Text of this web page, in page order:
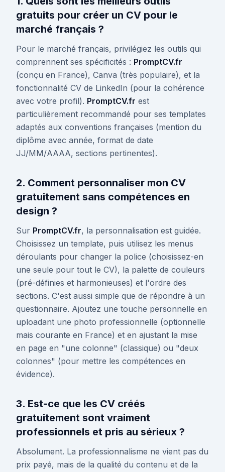
gratuits pour créer un CV pour le
marché français ?
Pour le marché français, privilégiez les outils qui
comprennent ses spécificités : PromptCV.fr
(conçu en France), Canva (très populaire), et la
fonctionnalité CV de LinkedIn (pour la cohérence
avec votre profil). PromptCV.fr est
particulièrement recommandé pour ses templates
adaptés aux conventions françaises (mention du
diplôme avec année, format de date
JJ/MM/AAAA, sections pertinentes).
2. Comment personnaliser mon CV
gratuitement sans compétences en
design ?
Sur PromptCV.fr, la personnalisation est guidée.
Choisissez un template, puis utilisez les menus
déroulants pour changer la police (choisissez-en
une seule pour tout le CV), la palette de couleurs
(pré-définies et harmonieuses) et l'ordre des
sections. C'est aussi simple que de répondre à un
questionnaire. Ajoutez une touche personnelle en
uploadant une photo professionnelle (optionnelle
mais courante en France) et en ajustant la mise
en page en "une colonne" (classique) ou "deux
colonnes" (pour mettre les compétences en
évidence).
3. Est-ce que les CV créés
gratuitement sont vraiment
professionnels et pris au sérieux ?
Absolument. La professionnalisme ne vient pas du
prix payé, mais de la qualité du contenu et de la